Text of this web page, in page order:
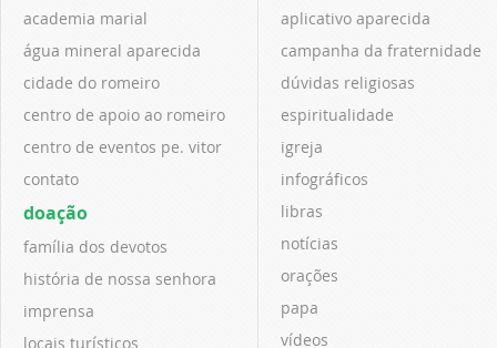
academia marial
água mineral aparecida
cidade do romeiro
centro de apoio ao romeiro
centro de eventos pe. vitor
contato
doação
família dos devotos
história de nossa senhora
imprensa
locais turísticos
aplicativo aparecida
campanha da fraternidade
dúvidas religiosas
espiritualidade
igreja
infográficos
libras
notícias
orações
papa
vídeos